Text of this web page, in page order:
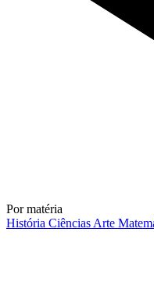
Por matéria
História Ciências Arte